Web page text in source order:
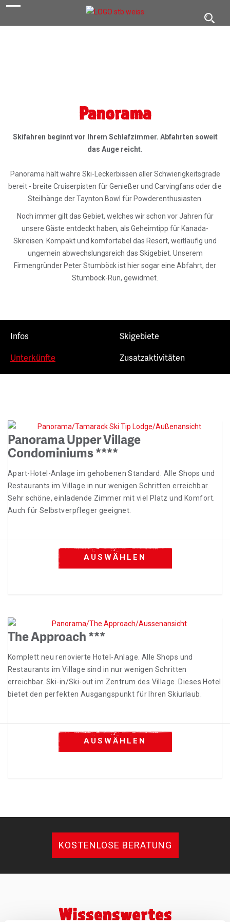
Panorama
Skifahren beginnt vor Ihrem Schlafzimmer. Abfahrten soweit
das Auge reicht.
Panorama hält wahre Ski-Leckerbissen aller Schwierigkeitsgrade
bereit - breite Cruiserpisten für Genießer und Carvingfans oder die
Steilhänge der Taynton Bowl für Powderenthusiasten.
Noch immer gilt das Gebiet, welches wir schon vor Jahren für
unsere Gäste entdeckt haben, als Geheimtipp für Kanada-
Skireisen. Kompakt und komfortabel das Resort, weitläufig und
ungemein abwechslungsreich das Skigebiet. Unserem
Firmengründer Peter Stumböck ist hier sogar eine Abfahrt, der
Stumböck-Run, gewidmet.
Infos
Skigebiete
Unterkünfte
Zusatzaktivitäten
Panorama Upper Village
Condominiums ****
Apart-Hotel-Anlage im gehobenen Standard. Alle Shops und
Restaurants im Village in nur wenigen Schritten erreichbar.
Sehr schöne, einladende Zimmer mit viel Platz und Komfort.
Auch für Selbstverpfleger geeignet.
AUSWÄHLEN
The Approach ***
Komplett neu renovierte Hotel-Anlage. Alle Shops und
Restaurants im Village sind in nur wenigen Schritten
erreichbar. Ski-in/Ski-out im Zentrum des Village. Dieses Hotel
bietet den perfekten Ausgangspunkt für Ihren Skiurlaub.
AUSWÄHLEN
KOSTENLOSE BERATUNG
Wissenswertes